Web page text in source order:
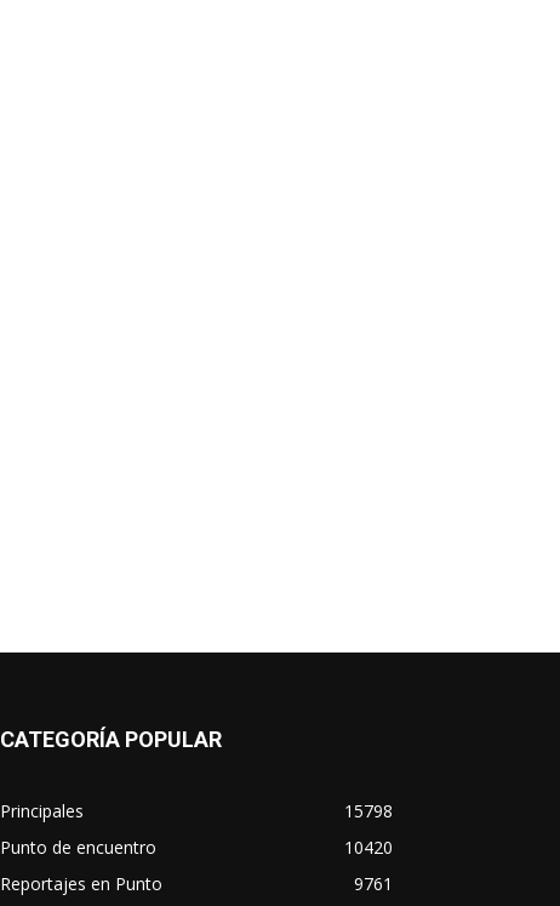
CATEGORÍA POPULAR
Principales
15798
Punto de encuentro
10420
Reportajes en Punto
9761